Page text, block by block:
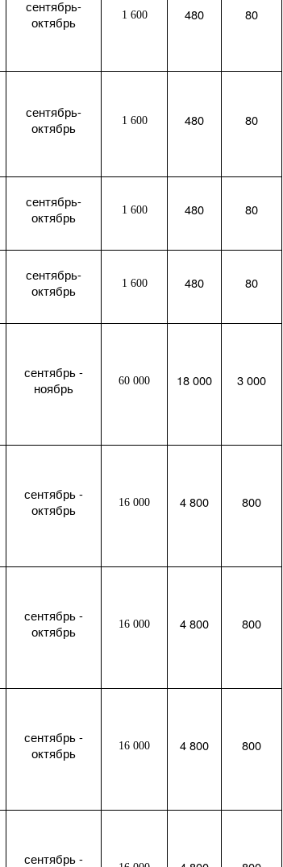
сентябрь-
октябрь
1 600 480 80
сентябрь-
октябрь
1 600 480 80
сентябрь-
октябрь
1 600 480 80
сентябрь-
октябрь
1 600 480 80
сентябрь -
ноябрь
60 000 18 000 3 000
сентябрь -
октябрь
16 000 4 800 800
сентябрь -
октябрь
16 000 4 800 800
сентябрь -
октябрь
16 000 4 800 800
сентябрь -